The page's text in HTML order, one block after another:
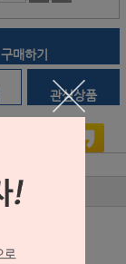
구매하기
관심상품